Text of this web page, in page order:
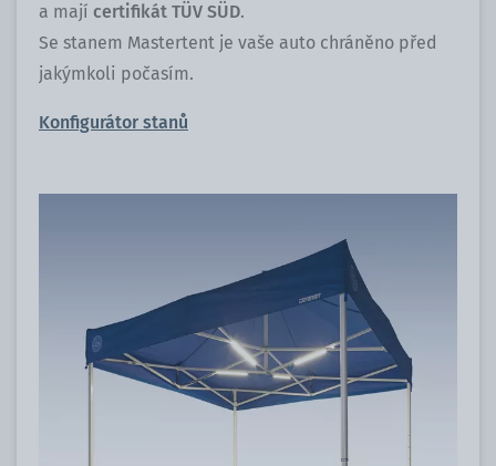
a mají certifikát TÜV SÜD.
Se stanem Mastertent je vaše auto chráněno před
jakýmkoli počasím.
Konfigurátor stanů